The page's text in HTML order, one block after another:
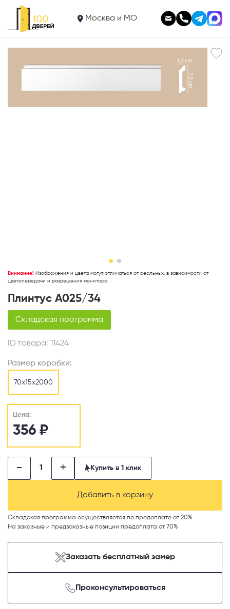
Москва и МО
Плинтус A025/34 356
В корзину
Внимание! Изображения и цвета могут отличаться от реальных, в зависимости от
цветопередачи и разрешения монитора.
Плинтус A025/34
Складская программа
ID товара: 11424
Размер коробки:
70x15x2000
Цена:
356 ₽
- + Купить в 1 клик
Добавить в корзину
Складская программа осуществляется по предоплате от 20%
На заказные и предзаказные позиции предоплата от 70%
Заказать бесплатный замер
Проконсультироваться
Телефон
Выберите способ связи